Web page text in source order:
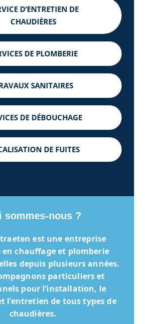
D’ENTRETIEN DE
CHAUDIÈRES
DE PLOMBERIE
SANITAIRES
DE DÉBOUCHAGE
DE FUITES
sommes-nous ?
est une entreprise
en chauffage et plomberie
depuis plusieurs années.
particuliers et
pour l’installation, le
l’entretien de tous types de
chaudières.